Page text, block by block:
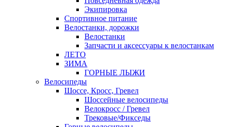
Экипировка
Спортивное питание
Велостанки, дорожки
Велостанки
Запчасти и аксессуары к велостанкам
ЛЕТО
ЗИМА
ГОРНЫЕ ЛЫЖИ
Велосипеды
Шоссе, Кросс, Гревел
Шоссейные велосипеды
Велокросс / Гревел
Трековые/Фикседы